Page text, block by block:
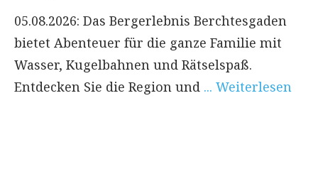
05.08.2026: Das Bergerlebnis Berchtesgaden
bietet Abenteuer für die ganze Familie mit
Wasser, Kugelbahnen und Rätselspaß.
Entdecken Sie die Region und ... Weiterlesen